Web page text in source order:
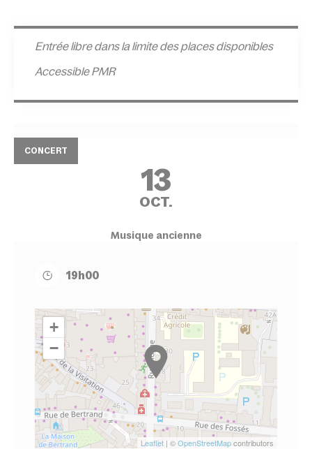
Entrée libre dans la limite des places disponibles
Accessible PMR
CONCERT
13
OCT.
Musique ancienne
19h00
+
−
Leaflet | ©OpenStreetMapcontributors